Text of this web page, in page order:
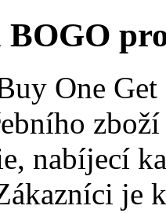
BOGO
One Get
nabíjecí
je